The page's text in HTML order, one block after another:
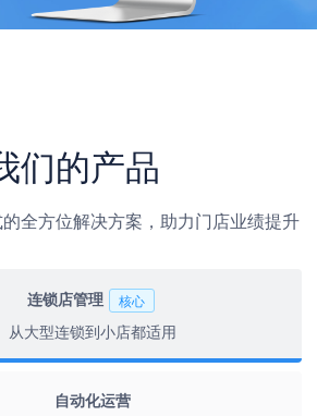
们的产品
全方位解决方案，助力门店业绩提升
连锁店管理 核心
从大型连锁到小店都适用
自动化运营